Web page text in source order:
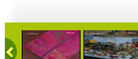
08:15 07:13